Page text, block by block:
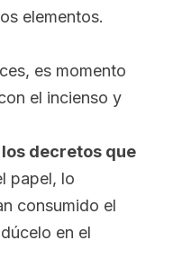
elementos.
es momento
el incienso y
decretos que
papel, lo
consumido el
en el